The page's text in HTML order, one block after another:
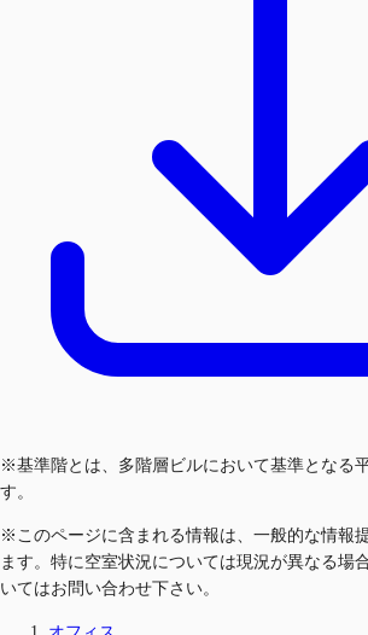
※基準階とは、多階層ビルにおいて基準となる
す。
※このページに含まれる情報は、一般的な情報
ます。特に空室状況については現況が異なる場
いてはお問い合わせ下さい。